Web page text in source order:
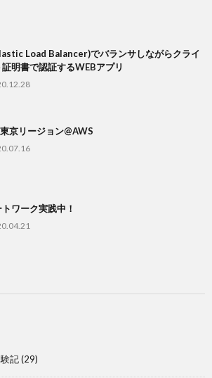
Load Balancer)でバランサしながらクライ
証明書で認証するWEBアプリ
京リージョン@AWS
トワーク実践中！
記(29)